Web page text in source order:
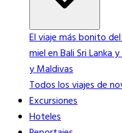
El viaje más bonito
miel en BaliSri Lanka
y Maldivas
Todos los viajes de
Excursiones
Hoteles